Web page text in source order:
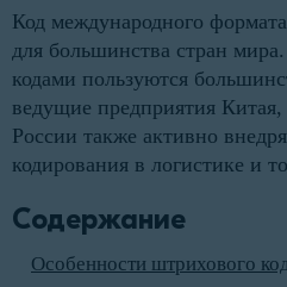
Код международного
для большинства стран
кодами пользуются
ведущие предприятия
России также активно
кодирования в логистике и
Содержание
Особенности штрихового